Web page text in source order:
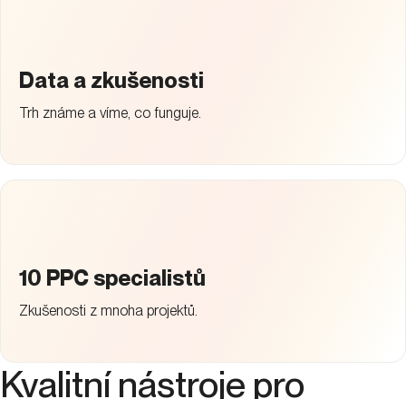
Data a zkušenosti
Trh známe a víme, co funguje.
10 PPC specialistů
Zkušenosti z mnoha projektů.
Kvalitní nástroje pro